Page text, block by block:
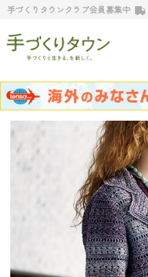
手づくりタウンクラブ会員募集中